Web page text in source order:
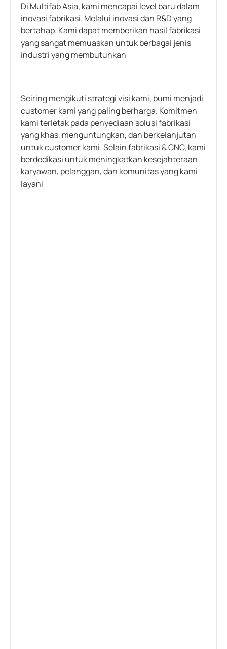
Di Multifab Asia, kami mencapai level baru dalam
inovasi fabrikasi. Melalui inovasi dan R&D yang
bertahap. Kami dapat memberikan hasil fabrikasi
yang sangat memuaskan untuk berbagai jenis
industri yang membutuhkan
Seiring mengikuti strategi visi kami, bumi menjadi
customer kami yang paling berharga. Komitmen
kami terletak pada penyediaan solusi fabrikasi
yang khas, menguntungkan, dan berkelanjutan
untuk customer kami. Selain fabrikasi & CNC, kami
berdedikasi untuk meningkatkan kesejahteraan
karyawan, pelanggan, dan komunitas yang kami
layani